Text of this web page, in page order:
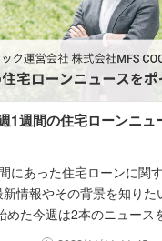
1週間の住宅ローンニ
にあった住宅ローンに関
情報やその背景を知り
た今週は2本のニュース